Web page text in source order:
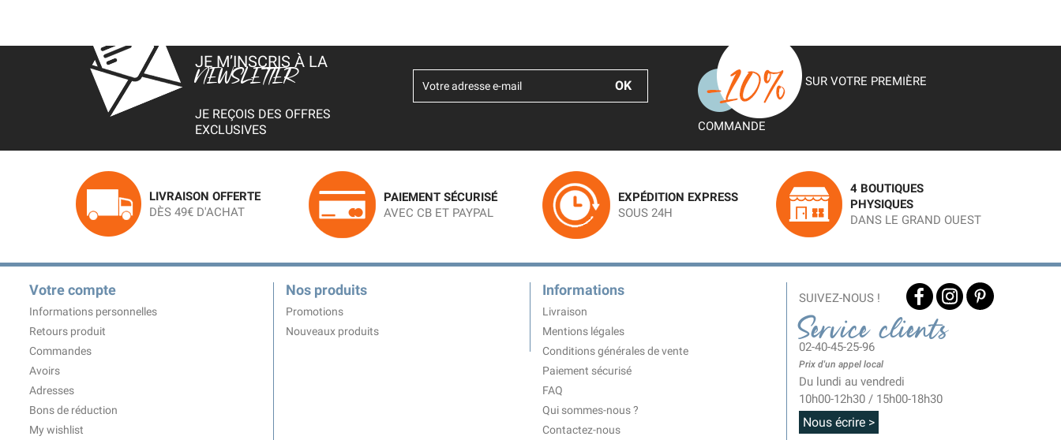
JE M’INSCRIS À LA
NEWSLETTER
JE REÇOIS DES OFFRES
EXCLUSIVES
SUR VOTRE PREMIÈRE
COMMANDE
LIVRAISON OFFERTE
DÈS 49€ D'ACHAT
PAIEMENT SÉCURISÉ
AVEC CB ET PAYPAL
EXPÉDITION EXPRESS
SOUS 24H
4 BOUTIQUES
PHYSIQUES
DANS LE GRAND OUEST
Votre compte
Informations personnelles
Retours produit
Commandes
Avoirs
Adresses
Bons de réduction
My wishlist
Nos produits
Promotions
Nouveaux produits
Informations
Livraison
Mentions légales
Conditions générales de vente
Paiement sécurisé
FAQ
Qui sommes-nous ?
Contactez-nous
SUIVEZ-NOUS !
Service clients
02-40-45-25-96
Prix d'un appel local
Du lundi au vendredi
10h00-12h30 / 15h00-18h30
Nous écrire >